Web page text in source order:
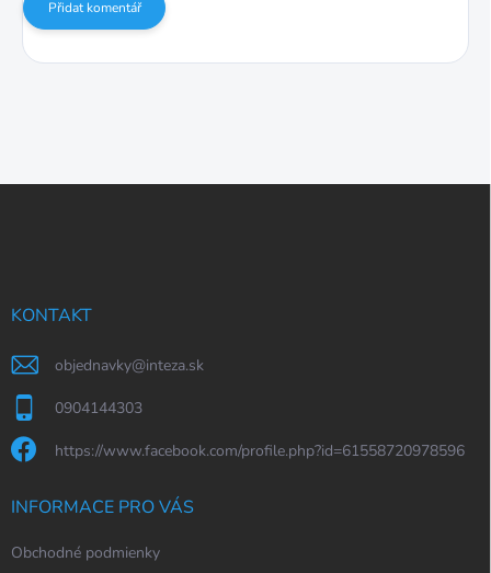
Přidat komentář
Z
KONTAKT
objednavky@inteza.sk
0904144303
https://www.facebook.com/profile.php?id=61558720978596
INFORMACE PRO VÁS
Obchodné podmienky